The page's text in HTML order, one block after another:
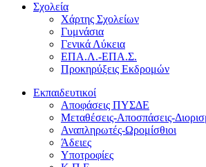
Σχολεία
Χάρτης Σχολείων
Γυμνάσια
Γενικά Λύκεια
ΕΠΑ.Λ.-ΕΠΑ.Σ.
Προκηρύξεις Εκδρομών
Εκπαιδευτικοί
Αποφάσεις ΠΥΣΔΕ
Μεταθέσεις-Αποσπάσεις-
Αναπληρωτές-Ωρομίσθιοι
Άδειες
Υποτροφίες